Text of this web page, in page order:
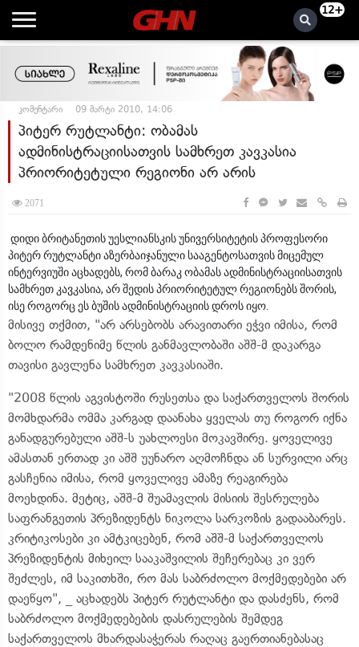
12+
კომენტარი 09 მარტი 2010, 14:06
პიტერ რუტლანტი: ობამას
ადმინისტრაციისათვის სამხრეთ კავკასია
პრიორიტეტული რეგიონი არ არის
2071
დიდი ბრიტანეთის უესლიანსკის უნივერსიტეტის პროფესორი
პიტერ რუტლანტი აზერბაიჯანული სააგენტოსათვის მიცემულ
ინტერვიუში აცხადებს, რომ ბარაკ ობამას ადმინისტრაციისათვის
სამხრეთ კავკასია, არ შედის პრიორიტეტულ რეგიონებს შორის,
ისე როგორც ეს ბუშის ადმინისტრაციის დროს იყო.
მისივე თქმით, "არ არსებობს არავითარი ეჭვი იმისა, რომ
ბოლო რამდენიმე წლის განმავლობაში აშშ-მ დაკარგა
თავისი გავლენა სამხრეთ კავკასიაში.
"2008 წლის აგვისტოში რუსეთსა და საქართველოს შორის
მომხდარმა ომმა კარგად დაანახა ყველას თუ როგორ იქნა
განადგურებული აშშ-ს უახლოესი მოკავშირე. ყოველივე
ამასთან ერთად კი აშშ უუნარო აღმოჩნდა ან სურვილი არც
გასჩენია იმისა, რომ ყოველივე ამაზე რეაგირება
მოეხდინა. მეტიც, აშშ-მ შუამავლის მისიის შესრულება
საფრანგეთის პრეზიდენტს ნიკოლა სარკოზის გადააბარეს.
კრიტიკოსები კი ამტკიცებენ, რომ აშშ-მ საქართველოს
პრეზიდენტის მიხეილ სააკაშვილის შეჩერებაც კი ვერ
შეძლეს, იმ საკითხში, რო მას საბრძოლო მოქმედებები არ
დაეწყო", _ აცხადებს პიტერ რუტლანტი და დასძენს, რომ
საბრძოლო მოქმედებების დასრულების შემდეგ
საქართველოს მხარდასაჭერას რაღაც გაერთიანებასაც